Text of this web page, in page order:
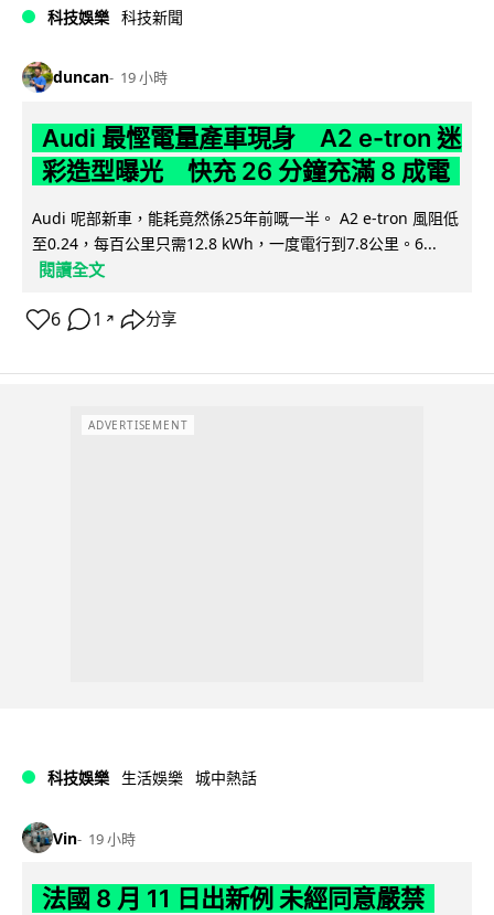
科技娛樂 科技新聞
duncan 19 小時
Audi 最慳電量產車現身 A2 e-tron 迷
彩造型曝光 快充 26 分鐘充滿 8 成電
Audi 呢部新車，能耗竟然係25年前嘅一半。 A2 e-tron 風阻低
至0.24，每百公里只需12.8 kWh，一度電行到7.8公里。6...
閱讀全文
6 1 ↗ 分享
ADVERTISEMENT
科技娛樂 生活娛樂 城中熱話
Vin 19 小時
法國 8 月 11 日出新例 未經同意嚴禁